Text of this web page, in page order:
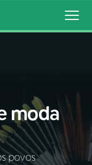
moda
povos